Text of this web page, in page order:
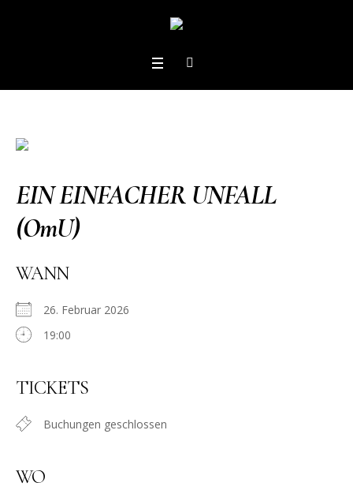
EIN EINFACHER UNFALL
(OmU)
WANN
26. Februar 2026
19:00
TICKETS
Buchungen geschlossen
WO